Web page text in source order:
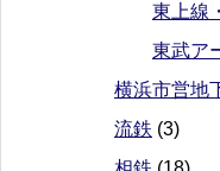
東上線
東武ア
横浜市営地
流鉄 (3)